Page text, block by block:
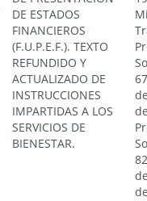
DE ESTADOS
FINANCIEROS
(F.U.P.E.F.). TEXTO
REFUNDIDO Y
ACTUALIZADO DE
INSTRUCCIONES
IMPARTIDAS A LOS
SERVICIOS DE
BIENESTAR.